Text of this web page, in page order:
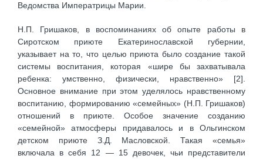
Ведомства Императрицы Марии.
Н.П. Гришаков, в воспоминаниях об опыте работы в
Сиротском приюте Екатеринославской губернии,
указывает на то, что целью приюта было создание такой
системы воспитания, которая «шире бы захватывала
ребенка: умственно, физически, нравственно» [2].
Основное внимание при этом уделялось нравственному
воспитанию, формированию «семейных» (Н.П. Гришаков)
отношений в приюте. Особое значение созданию
«семейной» атмосферы придавалось и в Ольгинском
детском приюте З.Д. Масловской. Такая «семья»
включала в себя 12 — 15 девочек, чьи представители